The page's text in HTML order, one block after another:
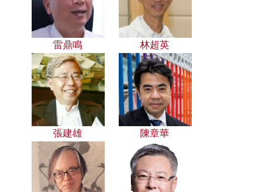
雷鼎鳴 林超英
張建雄 陳章華